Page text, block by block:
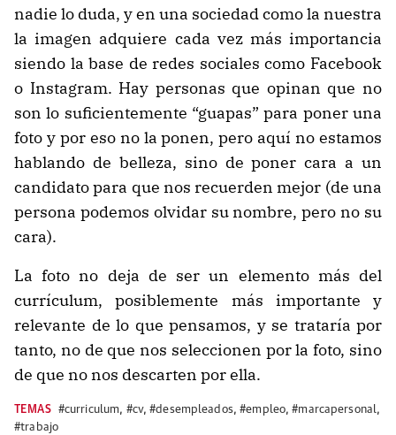
nadie lo duda, y en una sociedad como la nuestra
la imagen adquiere cada vez más importancia
siendo la base de redes sociales como Facebook
o Instagram. Hay personas que opinan que no
son lo suficientemente “guapas” para poner una
foto y por eso no la ponen, pero aquí no estamos
hablando de belleza, sino de poner cara a un
candidato para que nos recuerden mejor (de una
persona podemos olvidar su nombre, pero no su
cara).
La foto no deja de ser un elemento más del
currículum, posiblemente más importante y
relevante de lo que pensamos, y se trataría por
tanto, no de que nos seleccionen por la foto, sino
de que no nos descarten por ella.
TEMAS #curriculum, #cv,#desempleados,#empleo,#marcapersonal,
#trabajo